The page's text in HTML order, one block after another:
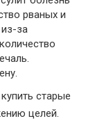
рваных и
за
старые
целей.